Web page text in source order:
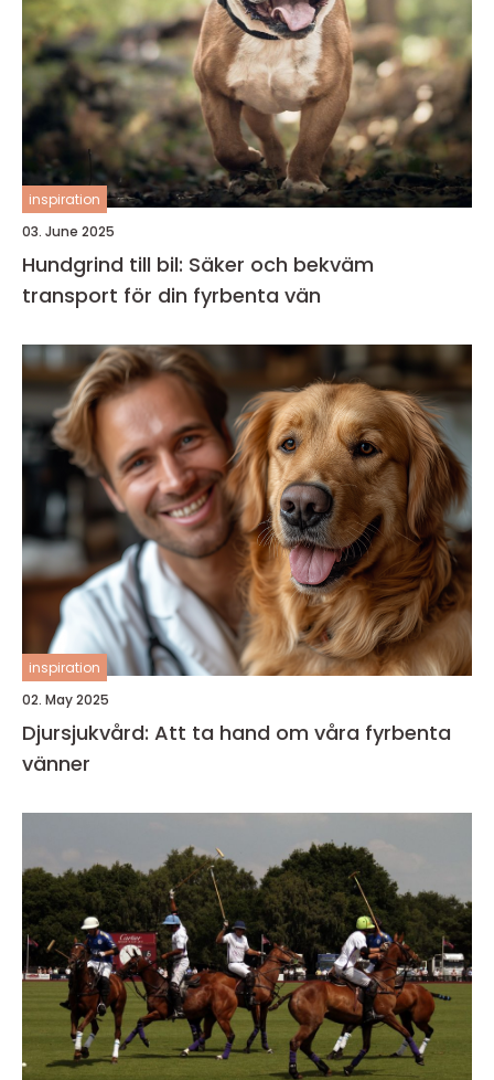
inspiration
03. June 2025
Hundgrind till bil: Säker och bekväm
transport för din fyrbenta vän
inspiration
02. May 2025
Djursjukvård: Att ta hand om våra fyrbenta
vänner